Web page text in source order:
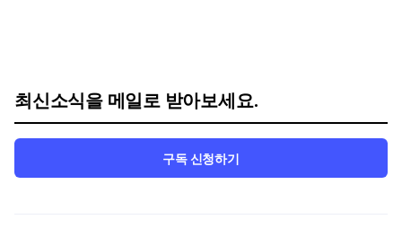
최신소식을 메일로 받아보세요.
구독 신청하기